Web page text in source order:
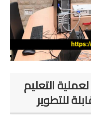
الثاني
الثالث
الرابع
السادس
التعليم
للتطوير